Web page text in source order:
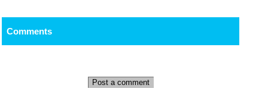
Comments
Post a comment